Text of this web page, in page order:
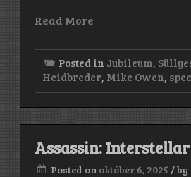
Read More
Posted in Jubileum,
Heidbreder, Mike Owen,
Assassin:
Posted on október 6, 2025 /by